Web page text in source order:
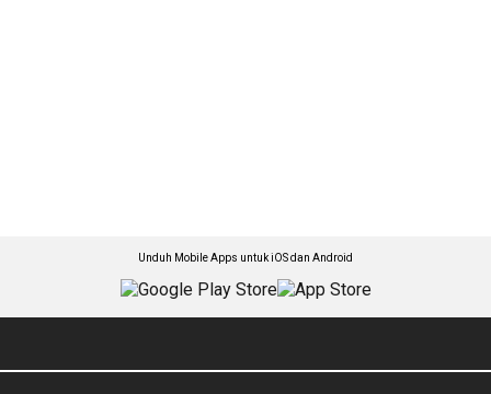
Unduh Mobile Apps untuk iOS dan Android